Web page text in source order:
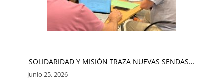
SOLIDARIDAD Y MISIÓN TRAZA NUEVAS SENDAS…
junio 25, 2026